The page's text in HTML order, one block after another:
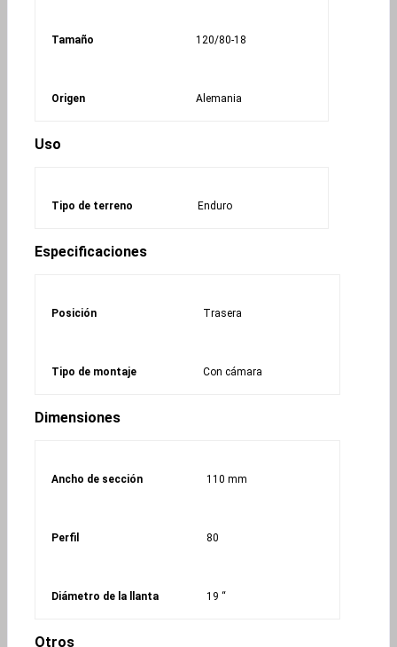
Tamaño 120/80-18
Origen Alemania
Uso
Tipo de terreno Enduro
Especificaciones
Posición Trasera
Tipo de montaje Con cámara
Dimensiones
Ancho de sección 110 mm
Perfil 80
Diámetro de la llanta 19 “
Otros